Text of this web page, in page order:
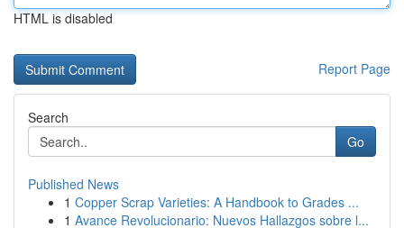
HTML is disabled
Report Page
Search
Go
Published News
1 Copper Scrap Varieties: A Handbook to Grades ...
1 Avance Revolucionario: Nuevos Hallazgos sobre l...